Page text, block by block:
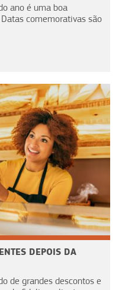
ano é uma boa
comemorativas são
DEPOIS DA
de grandes descontos e